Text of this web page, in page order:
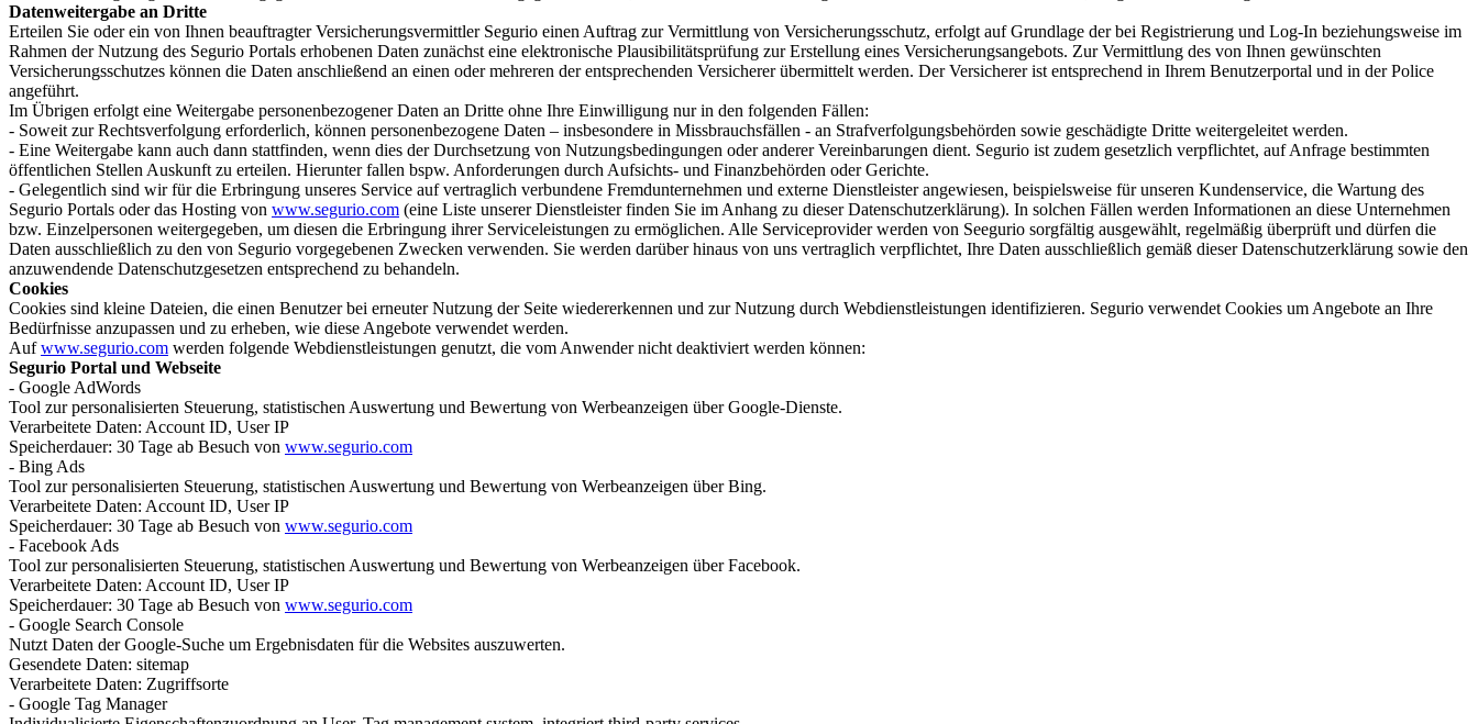
Datenweitergabe an Dritte
Erteilen Sie oder ein von Ihnen beauftragter Versicherungsvermittler Segurio einen Auftrag zur Vermittlung von Versicherungsschutz, erfolgt auf Grundlage der bei Registrierung und Log-In beziehungsweise im
Rahmen der Nutzung des Segurio Portals erhobenen Daten zunächst eine elektronische Plausibilitätsprüfung zur Erstellung eines Versicherungsangebots. Zur Vermittlung des von Ihnen gewünschten
Versicherungsschutzes können die Daten anschließend an einen oder mehreren der entsprechenden Versicherer übermittelt werden. Der Versicherer ist entsprechend in Ihrem Benutzerportal und in der Police
angeführt.
Im Übrigen erfolgt eine Weitergabe personenbezogener Daten an Dritte ohne Ihre Einwilligung nur in den folgenden Fällen:
- Soweit zur Rechtsverfolgung erforderlich, können personenbezogene Daten – insbesondere in Missbrauchsfällen - an Strafverfolgungsbehörden sowie geschädigte Dritte weitergeleitet werden.
- Eine Weitergabe kann auch dann stattfinden, wenn dies der Durchsetzung von Nutzungsbedingungen oder anderer Vereinbarungen dient. Segurio ist zudem gesetzlich verpflichtet, auf Anfrage bestimmten
öffentlichen Stellen Auskunft zu erteilen. Hierunter fallen bspw. Anforderungen durch Aufsichts- und Finanzbehörden oder Gerichte.
- Gelegentlich sind wir für die Erbringung unseres Service auf vertraglich verbundene Fremdunternehmen und externe Dienstleister angewiesen, beispielsweise für unseren Kundenservice, die Wartung des
Segurio Portals oder das Hosting von www.segurio.com (eine Liste unserer Dienstleister finden Sie im Anhang zu dieser Datenschutzerklärung). In solchen Fällen werden Informationen an diese Unternehmen
bzw. Einzelpersonen weitergegeben, um diesen die Erbringung ihrer Serviceleistungen zu ermöglichen. Alle Serviceprovider werden von Seegurio sorgfältig ausgewählt, regelmäßig überprüft und dürfen die
Daten ausschließlich zu den von Segurio vorgegebenen Zwecken verwenden. Sie werden darüber hinaus von uns vertraglich verpflichtet, Ihre Daten ausschließlich gemäß dieser Datenschutzerklärung sowie den
anzuwendende Datenschutzgesetzen entsprechend zu behandeln.
Cookies
Cookies sind kleine Dateien, die einen Benutzer bei erneuter Nutzung der Seite wiedererkennen und zur Nutzung durch Webdienstleistungen identifizieren. Segurio verwendet Cookies um Angebote an Ihre
Bedürfnisse anzupassen und zu erheben, wie diese Angebote verwendet werden.
Aufwww.segurio.com werden folgende Webdienstleistungen genutzt, die vom Anwender nicht deaktiviert werden können:
Segurio Portal und Webseite
- Google AdWords
Tool zur personalisierten Steuerung, statistischen Auswertung und Bewertung von Werbeanzeigen über Google-Dienste.
Verarbeitete Daten: Account ID, User IP
Speicherdauer: 30 Tage ab Besuch von www.segurio.com
- Bing Ads
Tool zur personalisierten Steuerung, statistischen Auswertung und Bewertung von Werbeanzeigen über Bing.
Verarbeitete Daten: Account ID, User IP
Speicherdauer: 30 Tage ab Besuch von www.segurio.com
- Facebook Ads
Tool zur personalisierten Steuerung, statistischen Auswertung und Bewertung von Werbeanzeigen über Facebook.
Verarbeitete Daten: Account ID, User IP
Speicherdauer: 30 Tage ab Besuch von www.segurio.com
- Google Search Console
Nutzt Daten der Google-Suche um Ergebnisdaten für die Websites auszuwerten.
Gesendete Daten: sitemap
Verarbeitete Daten: Zugriffsorte
- Google Tag Manager